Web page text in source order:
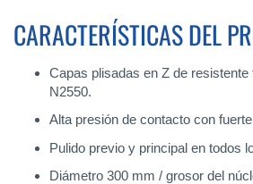
CARACTERÍSTICAS DEL
Capas plisadas en Z de resistente
N2550.
Alta presión de contacto con
Pulido previo y principal en todos
Diámetro 300 mm / grosor del